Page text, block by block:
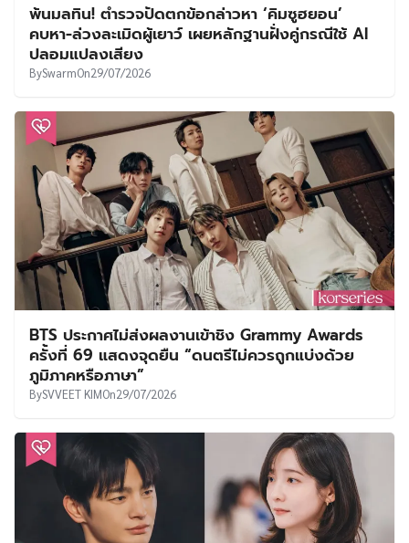
พ้นมลทิน! ตำรวจปัดตกข้อกล่าวหา ‘คิมซูฮยอน’
คบหา-ล่วงละเมิดผู้เยาว์ เผยหลักฐานฝั่งคู่กรณีใช้ AI
ปลอมแปลงเสียง
BySwarmOn29/07/2026
BTS ประกาศไม่ส่งผลงานเข้าชิง Grammy Awards
ครั้งที่ 69 แสดงจุดยืน “ดนตรีไม่ควรถูกแบ่งด้วย
ภูมิภาคหรือภาษา”
BySVVEET KIMOn29/07/2026